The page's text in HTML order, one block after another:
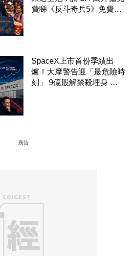
費睇《反斗奇兵5》免費包
SpaceX上市首份季績出
爐！大摩警告迎「最危險時
刻」 9億股解禁殺埋身 拆
廣告